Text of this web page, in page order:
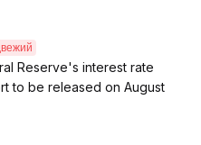
Reserve's interest rate
to be released on August